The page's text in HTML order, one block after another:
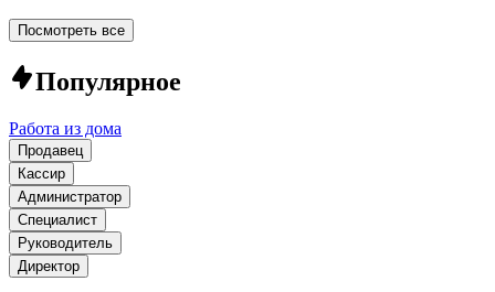
Посмотреть все
Популярное
Работа из дома
Продавец
Кассир
Администратор
Специалист
Руководитель
Директор